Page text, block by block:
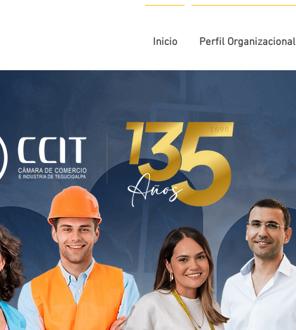
Inicio Perfil Organizacional